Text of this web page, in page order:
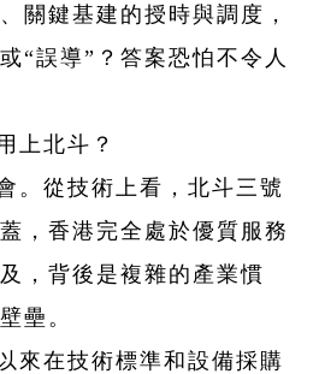
關鍵基建的授時與調度，
“誤導”？答案恐怕不令人
上北斗？
。從技術上看，北斗三號
，香港完全處於優質服務
，背後是複雜的產業慣
壘。
來在技術標準和設備採購